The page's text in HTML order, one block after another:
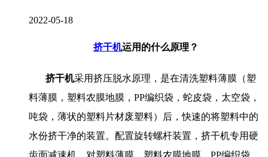
2022-05-18
挤干机运用的什么原理？
挤干机采用挤压脱水原理，是在清洗塑料薄膜（塑
料薄膜，塑料农膜地膜， PP编织袋，蛇皮袋，太空袋，
吨袋，薄状的塑料片材废塑料）后，快速的将塑料中的
水份挤干净的装置。配置旋转螺杆装置， 挤干机专用硬
齿面减速机，对塑料薄膜，塑料农膜地膜， PP编织袋，